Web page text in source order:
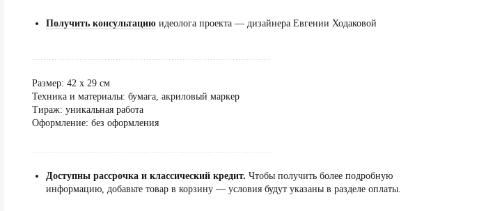
Получить консультацию идеолога проекта — дизайнера Евгении Ходаковой
......................................................................................
Размер: 42 х 29 см
Техника и материалы: бумага, акриловый маркер
Тираж: уникальная работа
Оформление: без оформления
......................................................................................
Доступны рассрочка и классический кредит. Чтобы получить более подробную
информацию, добавьте товар в корзину — условия будут указаны в разделе оплаты.